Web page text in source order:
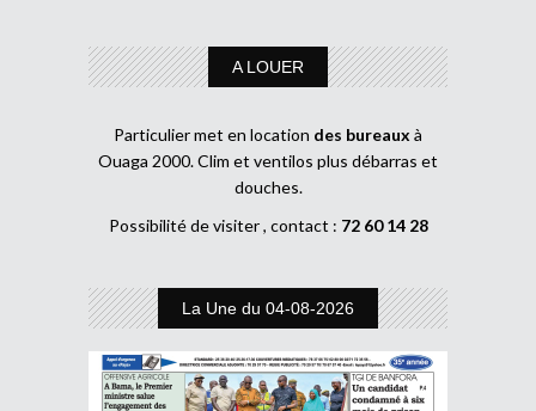
A LOUER
Particulier met en location des bureaux à
Ouaga 2000. Clim et ventilos plus débarras et
douches.
Possibilité de visiter , contact : 72 60 14 28
La Une du 04-08-2026